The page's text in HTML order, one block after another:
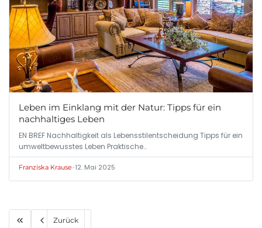
Leben im Einklang mit der Natur: Tipps für ein
nachhaltiges Leben
EN BREF Nachhaltigkeit als Lebensstilentscheidung Tipps für ein
umweltbewusstes Leben Praktische…
Franziska Krause•12. Mai 2025
Zurück